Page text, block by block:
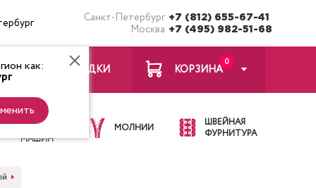
Санкт-Петербург +7 (812) 655-67-41
Москва +7 (495) 982-51-68
как: ЗАКЛАДКИ
0
КОРЗИНА
ИГЛЫ ДЛЯ
ШВЕЙНЫХ
МАШИН
МОЛНИИ
ШВЕЙНАЯ
ФУРНИТУРА